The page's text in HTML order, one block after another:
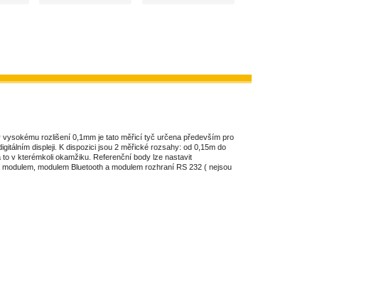
rozlišení 0,1mm je tato měřicí tyč určena především pro
displeji. K dispozici jsou 2 měřické rozsahy: od 0,15m do
v kterémkoli okamžiku. Referenční body lze nastavit
modulem Bluetooth a modulem rozhraní RS 232 ( nejsou